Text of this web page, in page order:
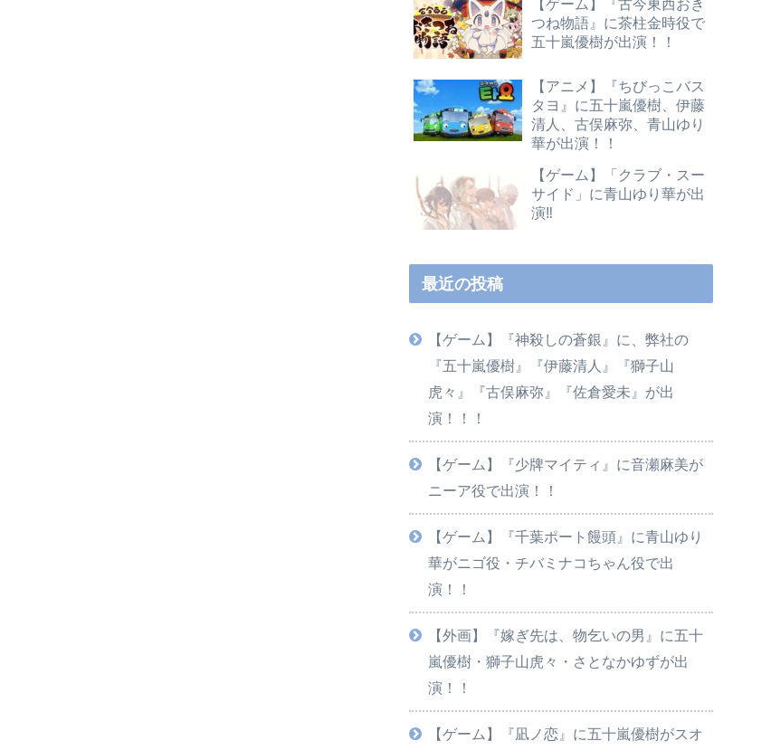
【ゲーム】『古今東西おき
つね物語』に茶柱金時役で
五十嵐優樹が出演！！
【アニメ】『ちびっこバス
タヨ』に五十嵐優樹、伊藤
清人、古俣麻弥、青山ゆり
華が出演！！
【ゲーム】「クラブ・スー
サイド」に青山ゆり華が出
演‼️
最近の投稿
【ゲーム】『神殺しの蒼銀』に、弊社の
『五十嵐優樹』『伊藤清人』『獅子山
虎々』『古俣麻弥』『佐倉愛未』が出
演！！！
【ゲーム】『少牌マイティ』に音瀬麻美が
ニーア役で出演！！
【ゲーム】『千葉ポート饅頭』に青山ゆり
華がニゴ役・チバミナコちゃん役で出
演！！
【外画】『嫁ぎ先は、物乞いの男』に五十
嵐優樹・獅子山虎々・さとなかゆずが出
演！！
【ゲーム】『凪ノ恋』に五十嵐優樹がスオ